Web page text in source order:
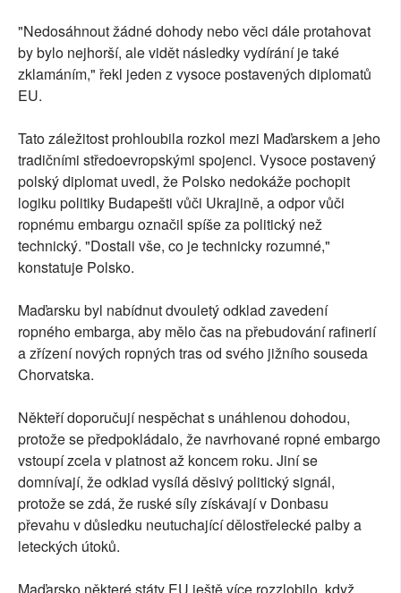
"Nedosáhnout žádné dohody nebo věci dále protahovat
by bylo nejhorší, ale vidět následky vydírání je také
zklamáním," řekl jeden z vysoce postavených diplomatů
EU.
Tato záležitost prohloubila rozkol mezi Maďarskem a jeho
tradičními středoevropskými spojenci. Vysoce postavený
polský diplomat uvedl, že Polsko nedokáže pochopit
logiku politiky Budapešti vůči Ukrajině, a odpor vůči
ropnému embargu označil spíše za politický než
technický. "Dostali vše, co je technicky rozumné,"
konstatuje Polsko.
Maďarsku byl nabídnut dvouletý odklad zavedení
ropného embarga, aby mělo čas na přebudování rafinerií
a zřízení nových ropných tras od svého jižního souseda
Chorvatska.
Někteří doporučují nespěchat s unáhlenou dohodou,
protože se předpokládalo, že navrhované ropné embargo
vstoupí zcela v platnost až koncem roku. Jiní se
domnívají, že odklad vysílá děsivý politický signál,
protože se zdá, že ruské síly získávají v Donbasu
převahu v důsledku neutuchající dělostřelecké palby a
leteckých útoků.